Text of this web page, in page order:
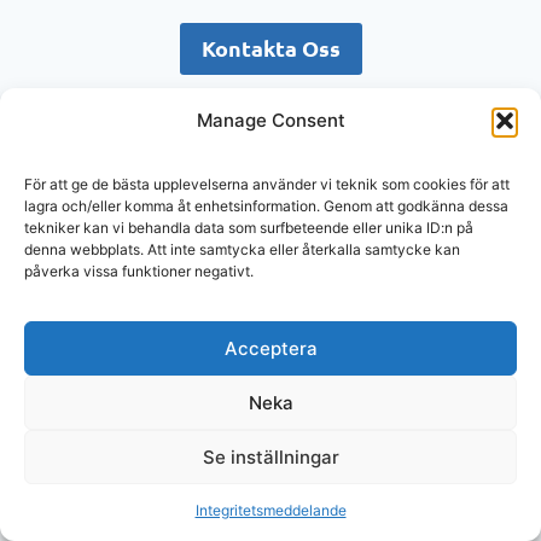
Manage Consent
För att ge de bästa upplevelserna använder vi teknik som cookies för att
lagra och/eller komma åt enhetsinformation. Genom att godkänna dessa
tekniker kan vi behandla data som surfbeteende eller unika ID:n på
denna webbplats. Att inte samtycka eller återkalla samtycke kan
påverka vissa funktioner negativt.
Acceptera
Neka
Se inställningar
Integritetsmeddelande
Kontakta Oss
Boka möte med oss
© 2026 MrOnline.se
Våra lokaler finns i Stockholm, Årsta Park.
Byängsgränd 14, 120 40 Årsta